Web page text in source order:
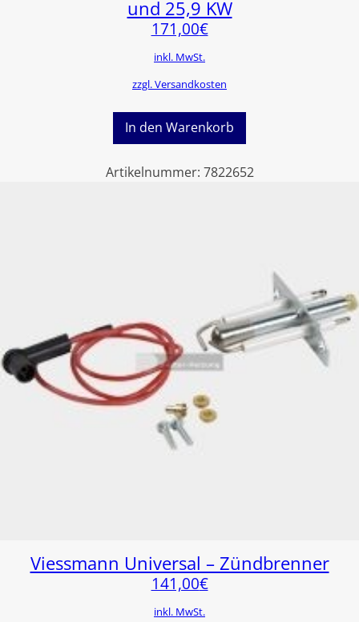
und 25,9 KW
171,00€
inkl. MwSt.
zzgl. Versandkosten
In den Warenkorb
Artikelnummer: 7822652
Viessmann Universal – Zündbrenner
141,00€
inkl. MwSt.